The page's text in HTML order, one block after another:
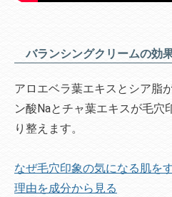
バランシングクリームの効
アロエベラ葉エキスとシア脂
ン酸Naとチャ葉エキスが毛穴
り整えます。
なぜ毛穴印象の気になる肌を
理由を成分から見る